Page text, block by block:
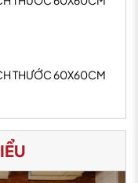
THƯỚC 60X60CM